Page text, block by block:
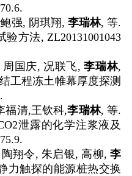
鲍强, 阴琪翔, 李瑞林,等.
验方法, ZL20131001043
周国庆, 况联飞,李瑞林,
工程冻土帷幕厚度探测
福清,王钦科,李瑞林, 等.
泄露的化学注浆液及
陶翔令, 朱启银,高柳,李
力触探的能源桩热交换